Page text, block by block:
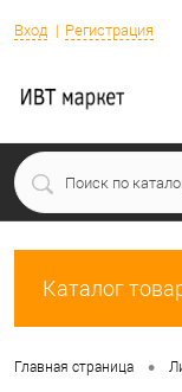
Вход Регистрация
Каталог
Главная страница •